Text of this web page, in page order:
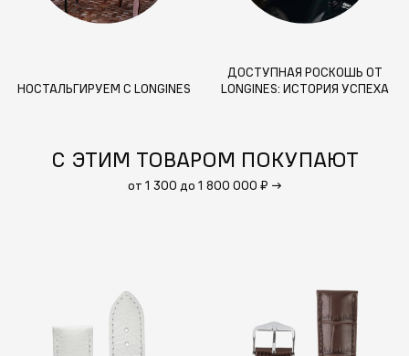
НОСТАЛЬГИРУЕМ С LONGINES
ДОСТУПНАЯ РОСКОШЬ ОТ
LONGINES: ИСТОРИЯ УСПЕХА
С ЭТИМ ТОВАРОМ ПОКУПАЮТ
от 1 300 до 1 800 000 ₽ →